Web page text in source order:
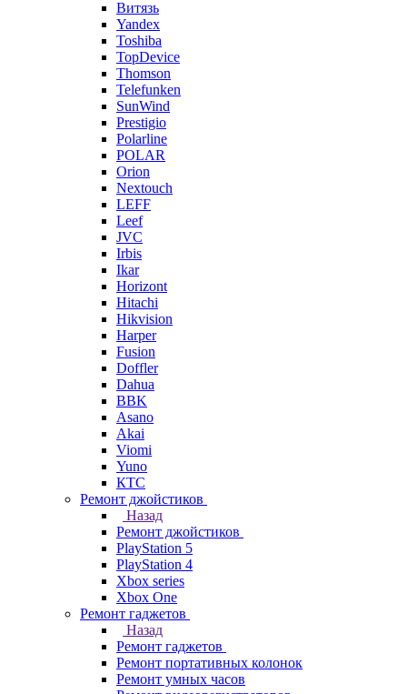
Витязь
Yandex
Toshiba
TopDevice
Thomson
Telefunken
SunWind
Prestigio
Polarline
POLAR
Orion
Nextouch
LEFF
Leef
JVC
Irbis
Ikar
Horizont
Hitachi
Hikvision
Harper
Fusion
Doffler
Dahua
BBK
Asano
Akai
Viomi
Yuno
КТС
Ремонт джойстиков
Назад
Ремонт джойстиков
PlayStation 5
PlayStation 4
Xbox series
Xbox One
Ремонт гаджетов
Назад
Ремонт гаджетов
Ремонт портативных колонок
Ремонт умных часов